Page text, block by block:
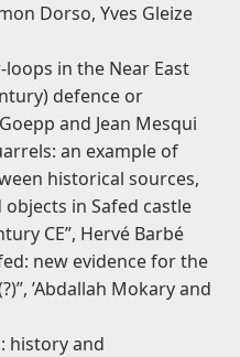
Dorso, Yves Gleize
in the Near East
defence or
and Jean Mesqui
an example of
historical sources,
in Safed castle
CE”, Hervé Barbé
new evidence for the
’Abdallah Mokary and
history and